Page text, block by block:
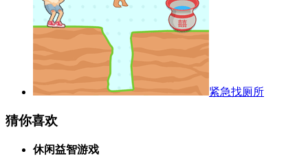
紧急找厕所
猜你喜欢
休闲益智游戏